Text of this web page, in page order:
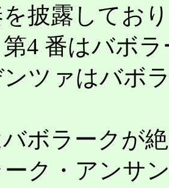
披露してお
4 番はバボラ
ツァはバボ
ボラークが
ク・アンサ